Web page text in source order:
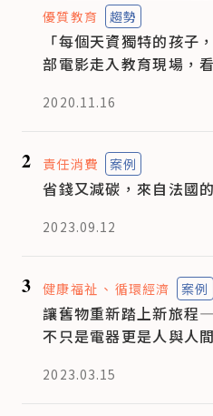
優質教育 趨勢
「每個天資獨特的孩子
部電影走入教育現場，
2020.11.16
2 責任消費 案例
省錢又減碳，來自法國
2023.09.12
3 健康福祉 循環經濟 案例
讓舊物重新踏上新旅程
不只是電器更是人與人
2023.03.15